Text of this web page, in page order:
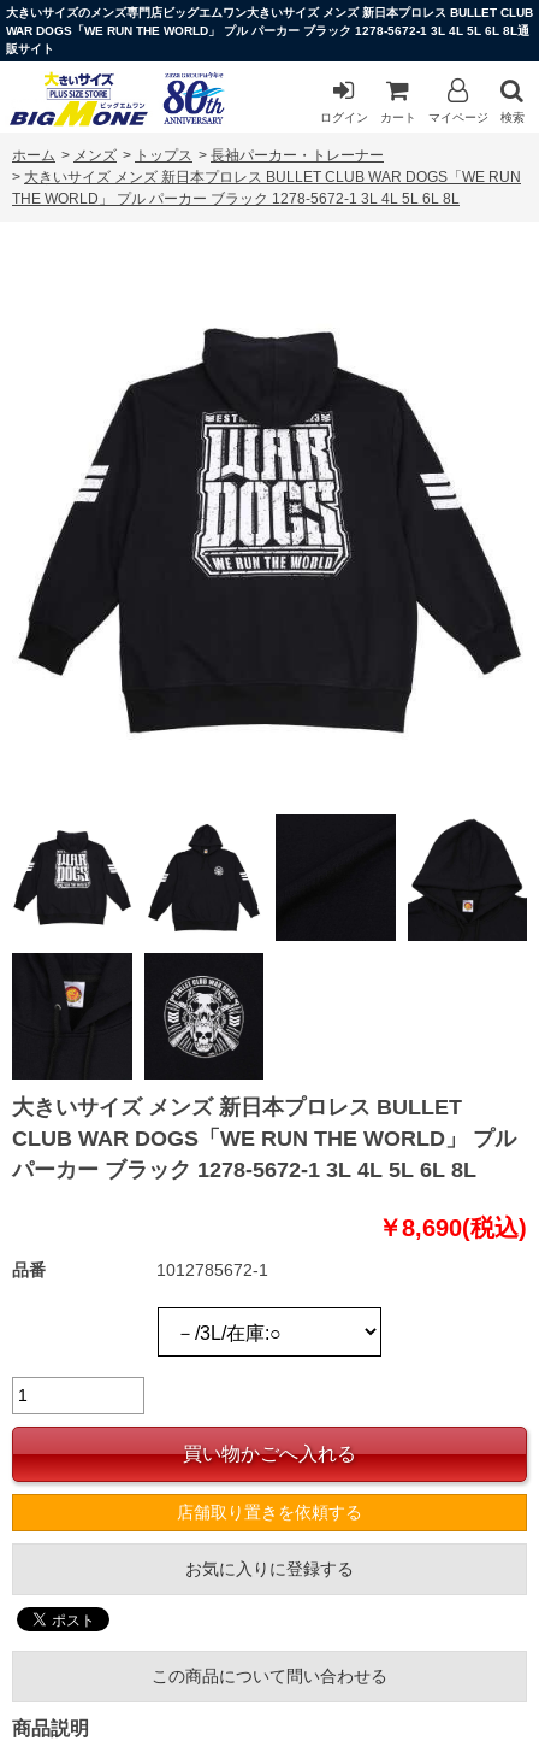
大きいサイズのメンズ専門店ビッグエムワン大きいサイズ メンズ 新日本プロレス BULLET CLUB
WAR DOGS「WE RUN THE WORLD」 プル パーカー ブラック 1278-5672-1 3L 4L 5L 6L 8L通
販サイト
ログイン カート マイページ 検索
ホーム > メンズ > トップス > 長袖パーカー・トレーナー
> 大きいサイズ メンズ 新日本プロレス BULLET CLUB WAR DOGS「WE RUN
THE WORLD」 プル パーカー ブラック 1278-5672-1 3L 4L 5L 6L 8L
大きいサイズ メンズ 新日本プロレス BULLET
CLUB WAR DOGS「WE RUN THE WORLD」 プル
パーカー ブラック 1278-5672-1 3L 4L 5L 6L 8L
￥8,690(税込)
品番 1012785672-1
店舗取り置きを依頼する
お気に入りに登録する
この商品について問い合わせる
商品説明